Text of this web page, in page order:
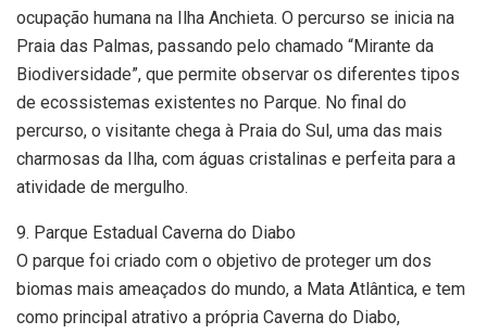
ocupação humana na Ilha Anchieta. O percurso se inicia na
Praia das Palmas, passando pelo chamado “Mirante da
Biodiversidade”, que permite observar os diferentes tipos
de ecossistemas existentes no Parque. No final do
percurso, o visitante chega à Praia do Sul, uma das mais
charmosas da Ilha, com águas cristalinas e perfeita para a
atividade de mergulho.
9. Parque Estadual Caverna do Diabo
O parque foi criado com o objetivo de proteger um dos
biomas mais ameaçados do mundo, a Mata Atlântica, e tem
como principal atrativo a própria Caverna do Diabo,